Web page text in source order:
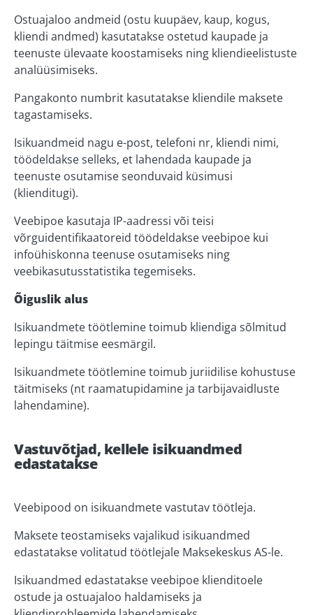
Ostuajaloo andmeid (ostu kuupäev, kaup, kogus,
kliendi andmed) kasutatakse ostetud kaupade ja
teenuste ülevaate koostamiseks ning kliendieelistuste
analüüsimiseks.
Pangakonto numbrit kasutatakse kliendile maksete
tagastamiseks.
Isikuandmeid nagu e-post, telefoni nr, kliendi nimi,
töödeldakse selleks, et lahendada kaupade ja
teenuste osutamise seonduvaid küsimusi
(klienditugi).
Veebipoe kasutaja IP-aadressi või teisi
võrguidentifikaatoreid töödeldakse veebipoe kui
infoühiskonna teenuse osutamiseks ning
veebikasutusstatistika tegemiseks.
Õiguslik alus
Isikuandmete töötlemine toimub kliendiga sõlmitud
lepingu täitmise eesmärgil.
Isikuandmete töötlemine toimub juriidilise kohustuse
täitmiseks (nt raamatupidamine ja tarbijavaidluste
lahendamine).
Vastuvõtjad, kellele isikuandmed
edastatakse
Veebipood on isikuandmete vastutav töötleja.
Maksete teostamiseks vajalikud isikuandmed
edastatakse volitatud töötlejale Maksekeskus AS-le.
Isikuandmed edastatakse veebipoe klienditoele
ostude ja ostuajaloo haldamiseks ja